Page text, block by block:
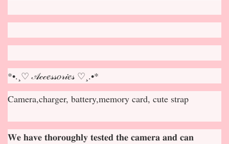
*•.¸♡ 𝒜𝒸𝒸𝑒𝓈𝓈𝑜𝓇𝒾𝑒𝓈 ♡¸.•*
Camera,charger, battery,memory card, cute strap
𝐖𝐞 𝐡𝐚𝐯𝐞 𝐭𝐡𝐨𝐫𝐨𝐮𝐠𝐡𝐥𝐲 𝐭𝐞𝐬𝐭𝐞𝐝 𝐭𝐡𝐞 𝐜𝐚𝐦𝐞𝐫𝐚 𝐚𝐧𝐝 𝐜𝐚𝐧